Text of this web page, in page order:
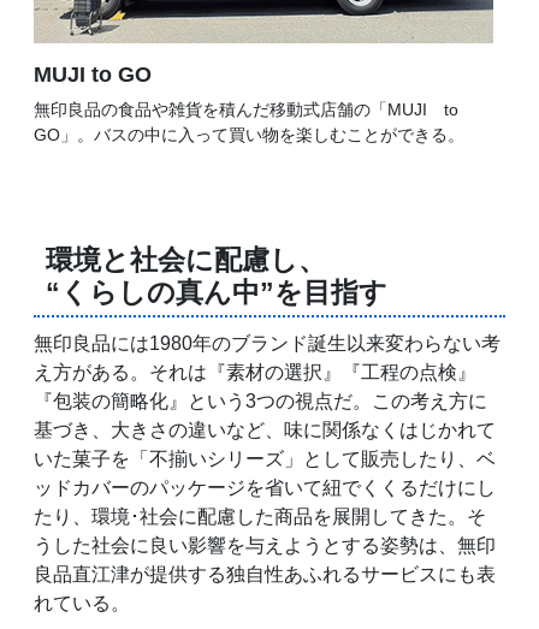
MUJI to GO
無印良品の食品や雑貨を積んだ移動式店舗の「MUJI to
GO」。バスの中に入って買い物を楽しむことができる。
環境と社会に配慮し、
“くらしの真ん中”を目指す
無印良品には1980年のブランド誕生以来変わらない考
え方がある。それは『素材の選択』『工程の点検』
『包装の簡略化』という3つの視点だ。この考え方に
基づき、大きさの違いなど、味に関係なくはじかれて
いた菓子を「不揃いシリーズ」として販売したり、ベ
ッドカバーのパッケージを省いて紐でくくるだけにし
たり、環境･社会に配慮した商品を展開してきた。そ
うした社会に良い影響を与えようとする姿勢は、無印
良品直江津が提供する独自性あふれるサービスにも表
れている。